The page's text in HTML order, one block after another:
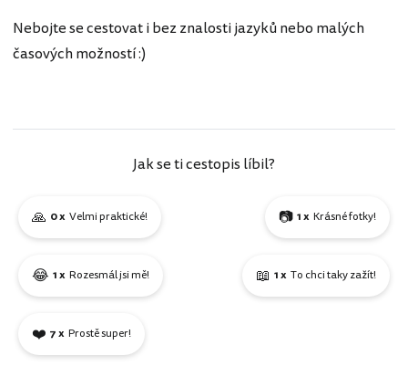
Nebojte se cestovat i bez znalosti jazyků nebo malých
časových možností :)
Jak se ti cestopis líbil?
🙏 0 x Velmi praktické! 📷 1 x Krásné fotky!
😂 1 x Rozesmál jsi mě! 📖 1 x To chci taky zažít!
❤️ 7 x Prostě super!